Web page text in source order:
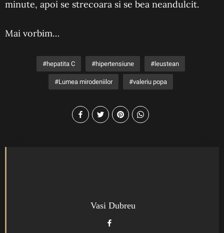
minute, apoi se strecoara si se bea neandulcit.
Mai vorbim…
hepatita C hipertensiune leustean
Lumea mirodeniilor valeriu popa
Vasi Dubreu